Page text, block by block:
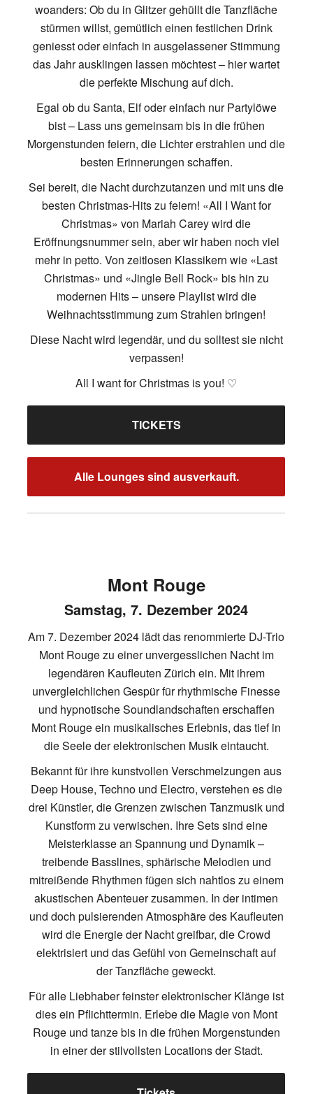
woanders: Ob du in Glitzer gehüllt die Tanzfläche
stürmen willst, gemütlich einen festlichen Drink
geniesst oder einfach in ausgelassener Stimmung
das Jahr ausklingen lassen möchtest – hier wartet
die perfekte Mischung auf dich.
Egal ob du Santa, Elf oder einfach nur Partylöwe
bist – Lass uns gemeinsam bis in die frühen
Morgenstunden feiern, die Lichter erstrahlen und die
besten Erinnerungen schaffen.
Sei bereit, die Nacht durchzutanzen und mit uns die
besten Christmas-Hits zu feiern! «All I Want for
Christmas» von Mariah Carey wird die
Eröffnungsnummer sein, aber wir haben noch viel
mehr in petto. Von zeitlosen Klassikern wie «Last
Christmas» und «Jingle Bell Rock» bis hin zu
modernen Hits – unsere Playlist wird die
Weihnachtsstimmung zum Strahlen bringen!
Diese Nacht wird legendär, und du solltest sie nicht
verpassen!
All I want for Christmas is you! ♡
TICKETS
Alle Lounges sind ausverkauft.
Mont Rouge
Samstag, 7. Dezember 2024
Am 7. Dezember 2024 lädt das renommierte DJ-Trio
Mont Rouge zu einer unvergesslichen Nacht im
legendären Kaufleuten Zürich ein. Mit ihrem
unvergleichlichen Gespür für rhythmische Finesse
und hypnotische Soundlandschaften erschaffen
Mont Rouge ein musikalisches Erlebnis, das tief in
die Seele der elektronischen Musik eintaucht.
Bekannt für ihre kunstvollen Verschmelzungen aus
Deep House, Techno und Electro, verstehen es die
drei Künstler, die Grenzen zwischen Tanzmusik und
Kunstform zu verwischen. Ihre Sets sind eine
Meisterklasse an Spannung und Dynamik –
treibende Basslines, sphärische Melodien und
mitreißende Rhythmen fügen sich nahtlos zu einem
akustischen Abenteuer zusammen. In der intimen
und doch pulsierenden Atmosphäre des Kaufleuten
wird die Energie der Nacht greifbar, die Crowd
elektrisiert und das Gefühl von Gemeinschaft auf
der Tanzfläche geweckt.
Für alle Liebhaber feinster elektronischer Klänge ist
dies ein Pflichttermin. Erlebe die Magie von Mont
Rouge und tanze bis in die frühen Morgenstunden
in einer der stilvollsten Locations der Stadt.